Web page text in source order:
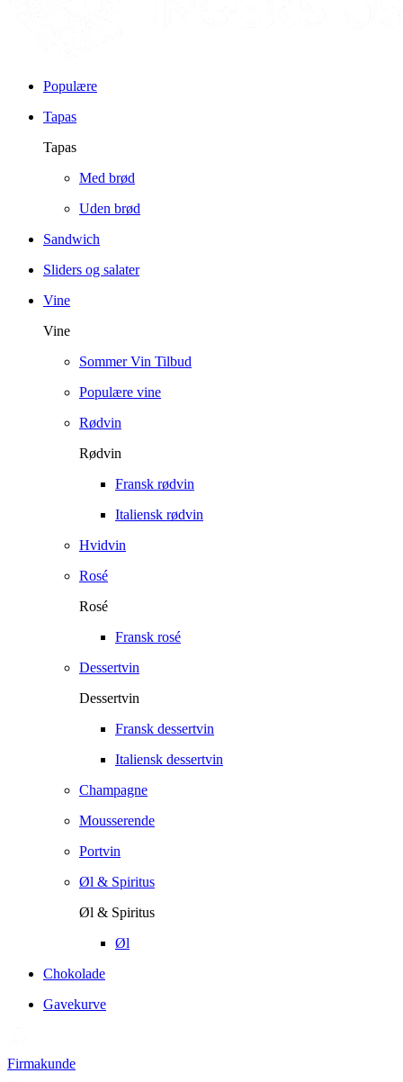
Populære
Tapas
Tapas
Med brød
Uden brød
Sandwich
Sliders og salater
Vine
Vine
Sommer Vin Tilbud
Populære vine
Rødvin
Rødvin
Fransk rødvin
Italiensk rødvin
Hvidvin
Rosé
Rosé
Fransk rosé
Dessertvin
Dessertvin
Fransk dessertvin
Italiensk dessertvin
Champagne
Mousserende
Portvin
Øl & Spiritus
Øl & Spiritus
Øl
Chokolade
Gavekurve
Firmakunde